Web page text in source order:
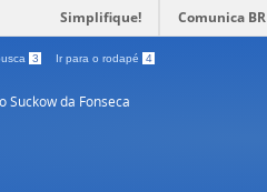
Simplifique! Comunica BR
3 Ir para o rodapé 4
Suckow da Fonseca